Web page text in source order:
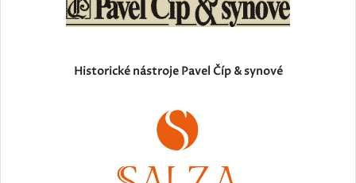
Historické nástroje Pavel Číp & synové